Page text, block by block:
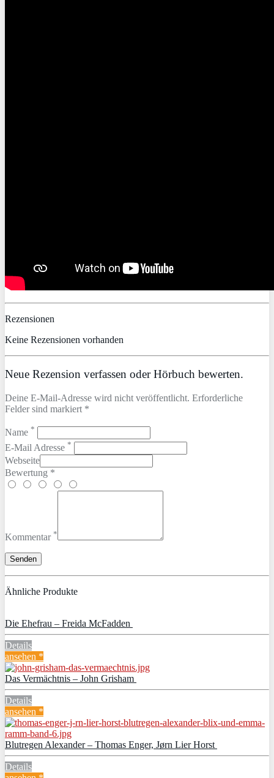
Rezensionen
Keine Rezensionen vorhanden
Neue Rezension verfassen oder Hörbuch bewerten.
Deine E-Mail-Adresse wird nicht veröffentlicht. Erforderliche
Felder sind markiert *
Name *
E-Mail Adresse *
Webseite
Bewertung *
Kommentar *
Ähnliche Produkte
Die Ehefrau – Freida McFadden
Details
ansehen *
Das Vermächtnis – John Grisham
Details
ansehen *
Blutregen Alexander – Thomas Enger, Jørn Lier Horst
Details